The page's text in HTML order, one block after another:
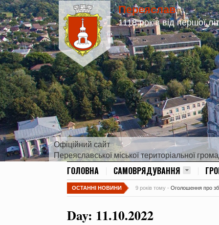
Переяслав
1118 років від першої
Офіційний сайт
Переяславської міської територіальної
ГОЛОВНА САМОВРЯДУВАННЯ
ОСТАННІ НОВИНИ 9 років тому - Оголошення про
Day: 11.10.2022